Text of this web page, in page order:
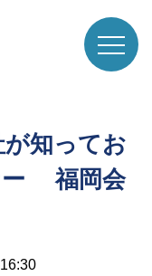
知ってお
ー 福岡会